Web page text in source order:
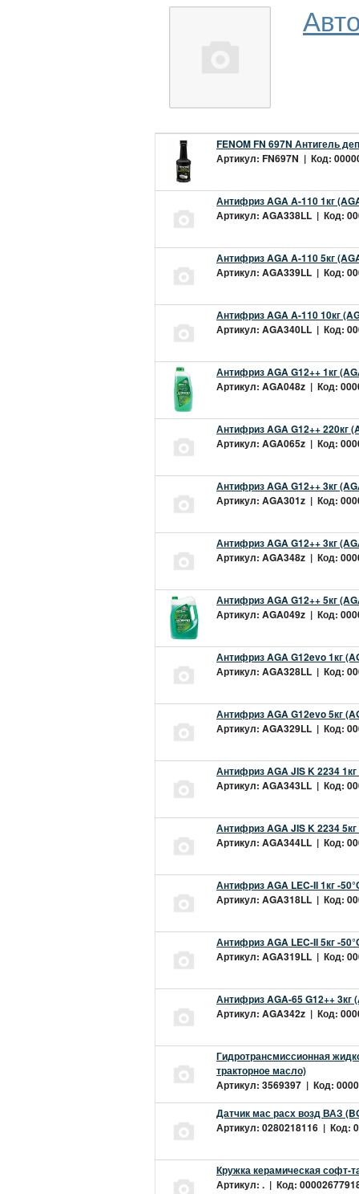
FENOM FN 697N Антигель
Артикул: FN697N | Код:
Антифриз AGA A-110 1кг
Артикул: AGA338LL | Код:
Антифриз AGA A-110 5кг
Артикул: AGA339LL | Код:
Антифриз AGA A-110 10кг
Артикул: AGA340LL | Код:
Антифриз AGA G12++ 1кг
Артикул: AGA048z | Код:
Антифриз AGA G12++ 220кг
Артикул: AGA065z | Код:
Антифриз AGA G12++ 3кг
Артикул: AGA301z | Код:
Антифриз AGA G12++ 3кг
Артикул: AGA348z | Код:
Антифриз AGA G12++ 5кг
Артикул: AGA049z | Код:
Антифриз AGA G12evo 1кг
Артикул: AGA328LL | Код:
Антифриз AGA G12evo 5кг
Артикул: AGA329LL | Код:
Антифриз AGA JIS K 2234
Артикул: AGA343LL | Код:
Антифриз AGA JIS K 2234
Артикул: AGA344LL | Код:
Антифриз AGA LEC-II 1кг -
Артикул: AGA318LL | Код:
Антифриз AGA LEC-II 5кг -
Артикул: AGA319LL | Код:
Антифриз AGA-65 G12++ 3кг
Артикул: AGA342z | Код:
Гидротрансмиссионная
тракторное масло)
Артикул: 3569397 | Код:
Датчик мас расх возд ВАЗ
Артикул: 0280218116 | Код:
Кружка керамическая софт-
Артикул: . | Код: